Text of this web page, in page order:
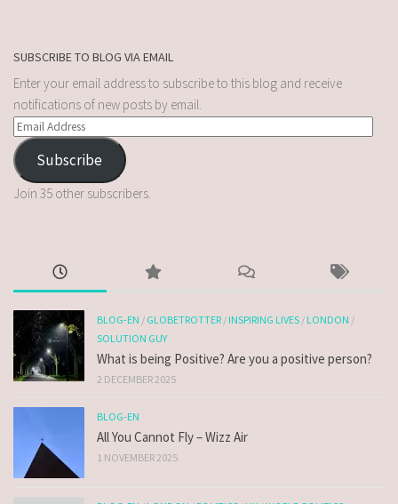
SUBSCRIBE TO BLOG VIA EMAIL
Enter your email address to subscribe to this blog and receive
notifications of new posts by email.
Subscribe
Join 35 other subscribers.
BLOG-EN / GLOBETROTTER /INSPIRING LIVES /LONDON /
SOLUTION GUY
What is being Positive? Are you a positive person?
2 DECEMBER 2025
BLOG-EN
All You Cannot Fly – Wizz Air
1 NOVEMBER 2025